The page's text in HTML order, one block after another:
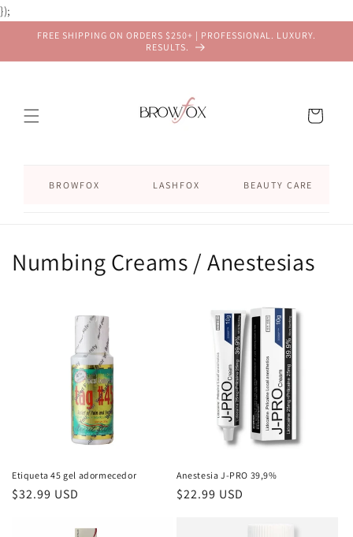
});
al contenido
FREE SHIPPING ON ORDERS $250+ | PROFESSIONAL. LUXURY.
RESULTS.
BROWFOX LASHFOX BEAUTY CARE
Carrito
Numbing Creams / Anestesias
Etiqueta 45 gel adormecedor
Precio
$32.99 USD
Anestesia J-PRO 39,9%
Precio
$22.99 USD